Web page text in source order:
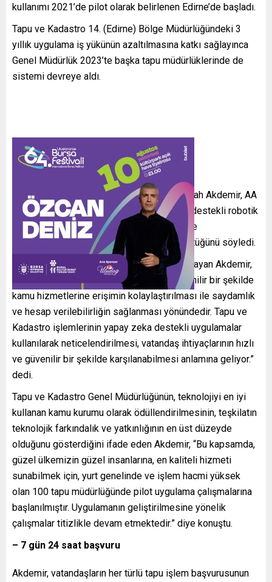
kullanımı 2021’de pilot olarak belirlenen Edirne’de başladı.
Tapu ve Kadastro 14. (Edirne) Bölge Müdürlüğündeki 3
yıllık uygulama iş yükünün azaltılmasına katkı sağlayınca
Genel Müdürlük 2023’te başka tapu müdürlüklerinde de
sistemi devreye aldı.
Tapu ve Kadastro 14. Bölge Müdürü Hayrullah Akdemir, AA
muhabirine, Genel Müdürlüğün yapay zeka destekli robotik
uygulamaların kullanılması ve yurt genelinde
yaygınlaştırılması yönünde çalışmalar yürüttüğünü söyledi.
Çalışmaların iş akışını hızlandırdığına vurgulayan Akdemir,
“Vatandaşlarımızın beklentisi, hızlı ve güvenilir bir şekilde
kamu hizmetlerine erişimin kolaylaştırılması ile saydamlık
ve hesap verilebilirliğin sağlanması yönündedir. Tapu ve
Kadastro işlemlerinin yapay zeka destekli uygulamalar
kullanılarak neticelendirilmesi, vatandaş ihtiyaçlarının hızlı
ve güvenilir bir şekilde karşılanabilmesi anlamına geliyor.”
dedi.
Tapu ve Kadastro Genel Müdürlüğünün, teknolojiyi en iyi
kullanan kamu kurumu olarak ödüllendirilmesinin, teşkilatın
teknolojik farkındalık ve yatkınlığının en üst düzeyde
olduğunu gösterdiğini ifade eden Akdemir, “Bu kapsamda,
güzel ülkemizin güzel insanlarına, en kaliteli hizmeti
sunabilmek için, yurt genelinde ve işlem hacmi yüksek
olan 100 tapu müdürlüğünde pilot uygulama çalışmalarına
başlanılmıştır. Uygulamanın geliştirilmesine yönelik
çalışmalar titizlikle devam etmektedir.” diye konuştu.
– 7 gün 24 saat başvuru
Akdemir, vatandaşların her türlü tapu işlem başvurusunun